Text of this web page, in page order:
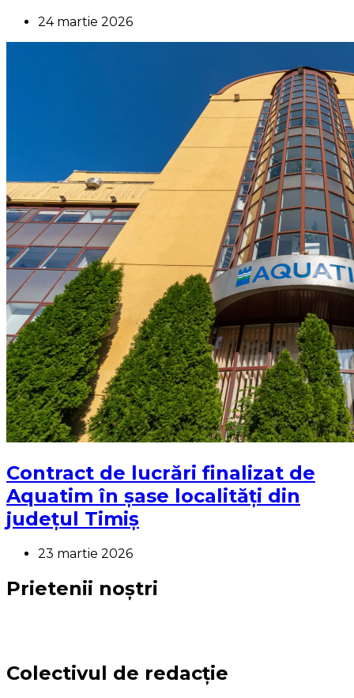
24 martie 2026
Contract de lucrări finalizat de
Aquatim în șase localități din
județul Timiș
23 martie 2026
Prietenii noștri
Colectivul de redacție